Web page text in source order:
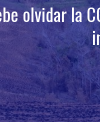
olvidar la